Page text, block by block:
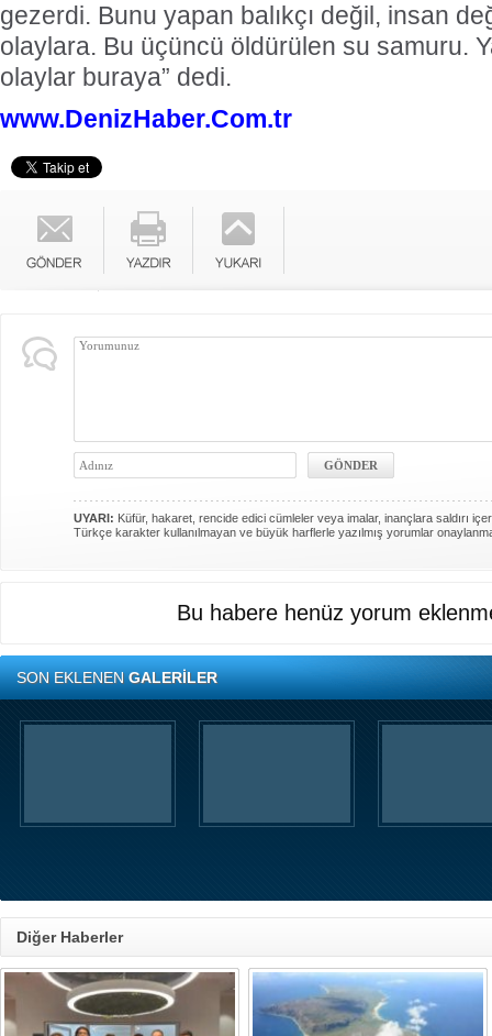
gezerdi. Bunu yapan balıkçı değil, insan
olaylara. Bu üçüncü öldürülen su samuru.
olaylar buraya” dedi.
www.DenizHaber.Com.tr
UYARI: Küfür, hakaret, rencide edici cümleler veya imalar, inançlara saldırı
Türkçe karakter kullanılmayan ve büyük harflerle yazılmış yorumlar
Bu habere henüz yorum
SON EKLENENGALERİLER
Diğer Haberler